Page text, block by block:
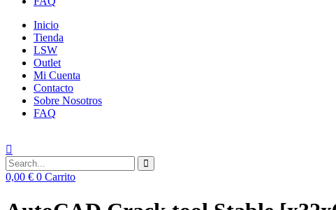
Inicio
Tienda
LSW
Outlet
Mi Cuenta
Contacto
Sobre Nosotros
FAQ
0,00 € 0 Carrito